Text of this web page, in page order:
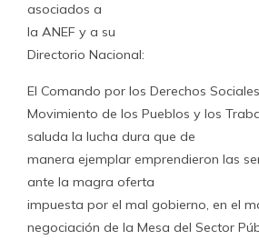
asociados a
la ANEF y a su
Directorio Nacional:
El Comando por los Derechos
Movimiento de los Pueblos y los
saluda la lucha dura que de
manera ejemplar emprendieron las
ante la magra oferta
impuesta por el mal gobierno, en el
negociación de la Mesa del Sector